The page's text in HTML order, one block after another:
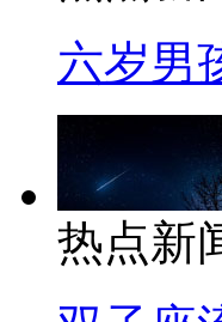
六岁男
热点新